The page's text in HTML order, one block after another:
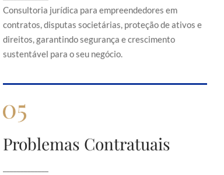
Consultoria jurídica para empreendedores em
contratos, disputas societárias, proteção de ativos e
direitos, garantindo segurança e crescimento
sustentável para o seu negócio.
contratos, disputas societárias, proteção de
ativos e direitos, garantindo segurança e
crescimento sustentável para o seu negócio.
Problemas Contratuais
Problemas Contratuais
assegurando que direitos sejam respeitados e